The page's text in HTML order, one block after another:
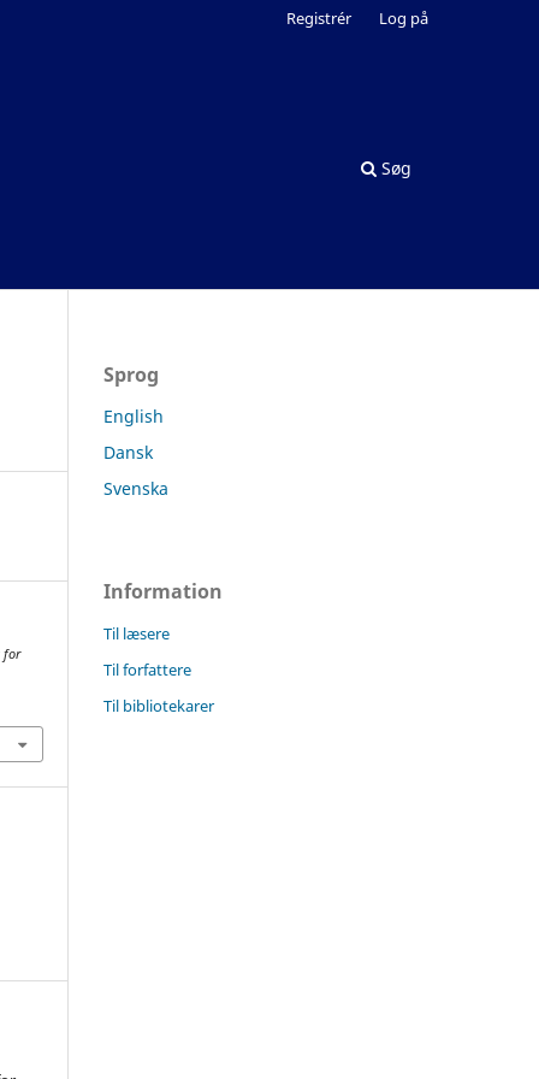
Søg
Registrér Log på
for
Sprog
English
Dansk
Svenska
Information
Til læsere
Til forfattere
Til bibliotekarer